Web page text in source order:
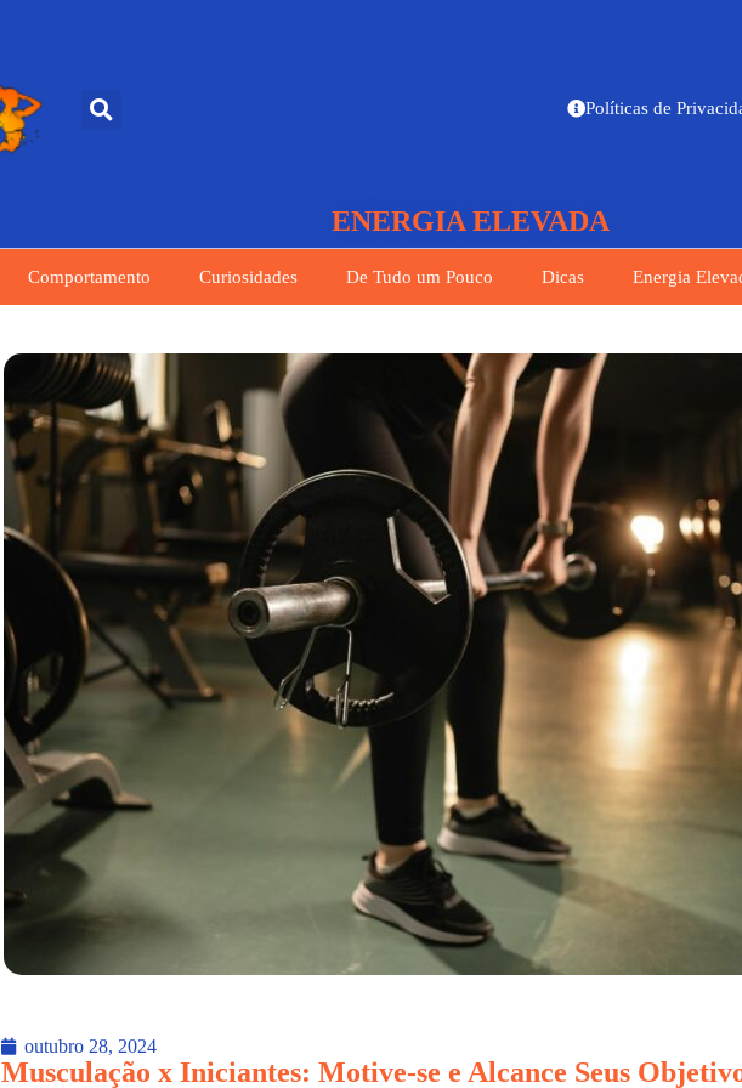
Políticas de
ENERGIA ELEVADA
Comportamento Curiosidades De Tudo um Pouco Dicas Energia
outubro 28, 2024
Musculação x Iniciantes: Motive-se e Alcance Seus